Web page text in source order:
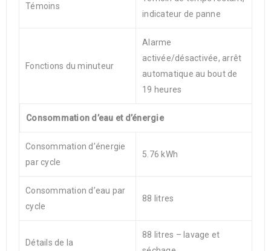
Témoins
indicateur de panne
Fonctions du minuteur
Alarme
activée/désactivée, arrêt
automatique au bout de
19 heures
Consommation d’eau et d’énergie
Consommation d’énergie
par cycle
5.76 kWh
Consommation d’eau par
cycle
88 litres
Détails de la
88 litres – lavage et